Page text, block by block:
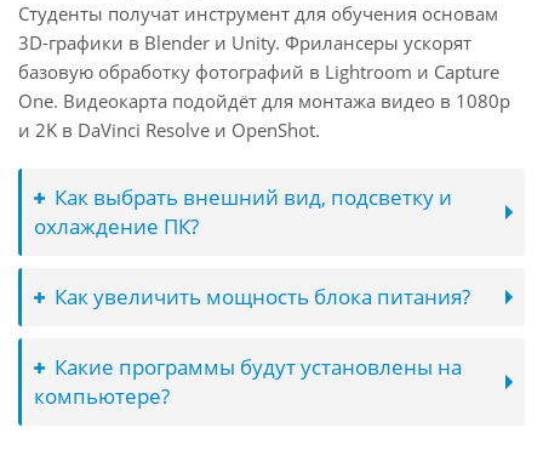
Студенты получат инструмент для обучения основам
3D-графики в Blender и Unity. Фрилансеры ускорят
базовую обработку фотографий в Lightroom и Capture
One. Видеокарта подойдёт для монтажа видео в 1080p
и 2K в DaVinci Resolve и OpenShot.
Как выбрать внешний вид, подсветку и
охлаждение ПК?
Как увеличить мощность блока питания?
Какие программы будут установлены на
компьютере?